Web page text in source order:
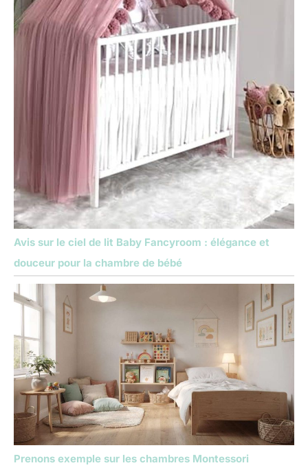
Avis sur le ciel de lit Baby Fancyroom : élégance et
douceur pour la chambre de bébé
Prenons exemple sur les chambres Montessori